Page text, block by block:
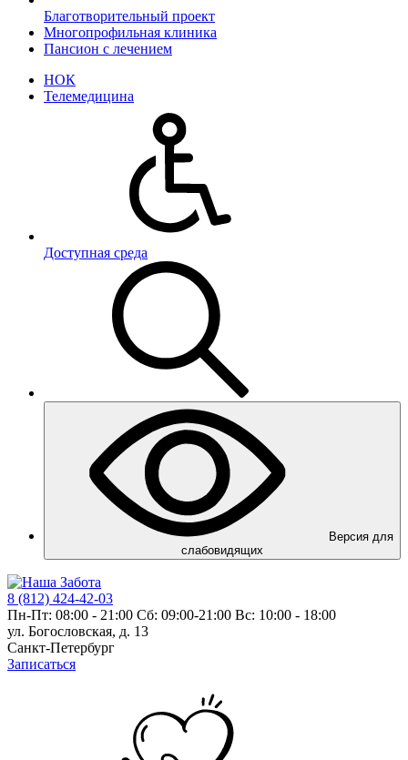
Благотворительный проект
Многопрофильная клиника
Пансион с лечением
НОК
Телемедицина
Доступная среда
Версия для
слабовидящих
8 (812) 424-42-03
Пн-Пт: 08:00 - 21:00 Сб: 09:00-21:00 Вс: 10:00 - 18:00
ул. Богословская, д. 13
Санкт-Петербург
Записаться